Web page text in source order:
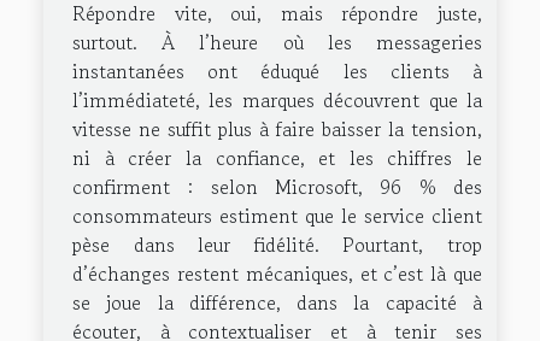
Répondre vite, oui, mais répondre juste,
surtout. À l’heure où les messageries
instantanées ont éduqué les clients à
l’immédiateté, les marques découvrent que la
vitesse ne suffit plus à faire baisser la tension,
ni à créer la confiance, et les chiffres le
confirment : selon Microsoft, 96 % des
consommateurs estiment que le service client
pèse dans leur fidélité. Pourtant, trop
d’échanges restent mécaniques, et c’est là que
se joue la différence, dans la capacité à
écouter, à contextualiser et à tenir ses